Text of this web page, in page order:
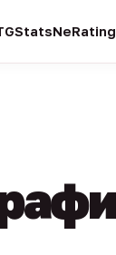
NeRating